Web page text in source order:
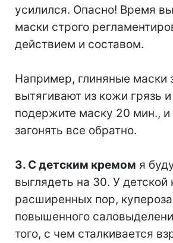
усилился. Опасно! Время
маски строго
действием и составом.
Например, глиняные маски
вытягивают из кожи грязь
подержите маску 20 мин., и
загонять все обратно.
3. С детским кремом я
выглядеть на 30. У детской
расширенных пор,
повышенного
того, с чем сталкивается